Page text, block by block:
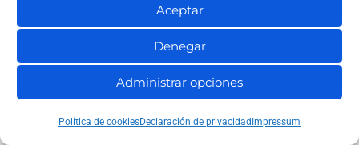
Aceptar
Denegar
Administrar opciones
Política de cookiesDeclaración de privacidad Impressum